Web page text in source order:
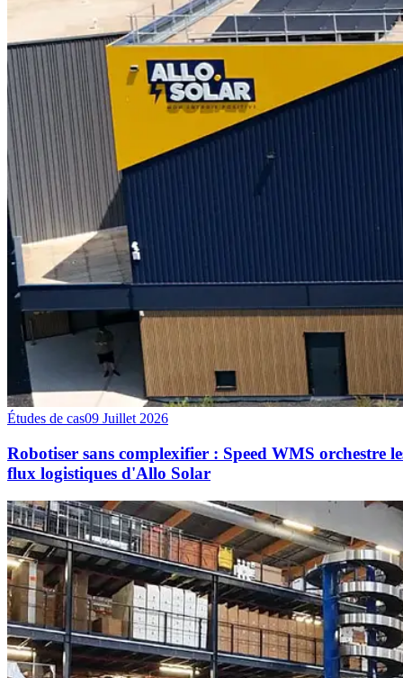
Études de cas09 Juillet 2026
Robotiser sans complexifier : Speed WMS orchestre
flux logistiques d'Allo Solar